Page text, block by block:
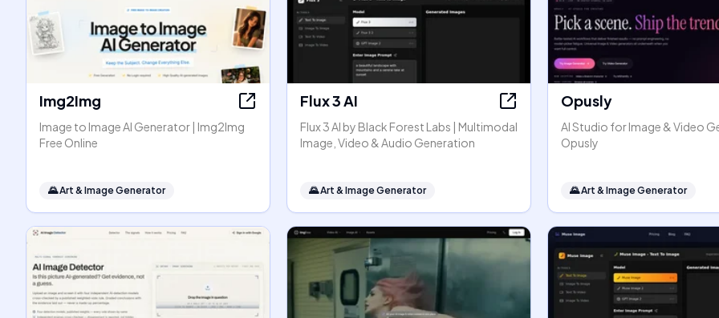
Img2Img
Image to Image AI Generator | Img2Img
Free Online
🌄Art & Image Generator
Flux 3 AI
Flux 3 AI by Black Forest Labs | Multimodal
Image, Video & Audio Generation
🌄Art & Image Generator
Opusly
AI Studio for Image & Video
Opusly
🌄Art & Image Generator